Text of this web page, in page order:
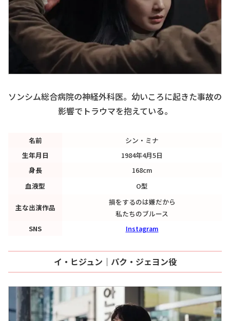
ソンシム総合病院の神経外科医。幼いころに起きた事故の
影響でトラウマを抱えている。
名前
シン・ミナ
生年月日
1984年4月5日
身長
168cm
血液型
O型
主な出演作品
損をするのは嫌だから
私たちのブルース
SNS
Instagram
イ・ヒジュン｜パク・ジェヨン役